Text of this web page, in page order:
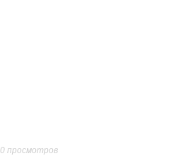
0 просмотров